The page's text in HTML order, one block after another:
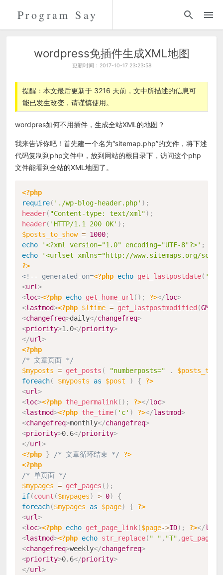
Program Say 代码
wordpress免插件生成XML地图
更新时间：2017-10-17 23:23:58
提醒：本文最后更新于 3216 天前，文中所描述的信息可
能已发生改变，请谨慎使用。
wordpres如何不用插件，生成全站XML的地图？
我来告诉你吧！首先建一个名为“sitemap.php”的文件，将下述
代码复制到php文件中，放到网站的根目录下，访问这个php
文件能看到全站的XML地图了。
<?php
require( './wp-blog-header.php' ) ;
header( "Content-type: text/xml") ;
header( 'HTTP/1.1 200 OK' ) ;
$posts_to_show = 1000;
echo
'<?xml version="1.0" encoding="UTF-8"?>' ;
echo
'<urlset xmlns="http://www.sitemaps.org/
?>
<!-- generated-on=<?php echo get_lastpostdate(
<url>
<loc><?php echo get_home_url ( ) ; ?></loc>
<lastmod><?php $ltime = get_lastpostmodified (GMT
<changefreq>daily</changefreq>
<priority>1.0</priority>
</url>
<?php
/* 文章页面 */
$myposts = get_posts ( "numberposts=" .
foreach( $myposts as $post ) {
?>
<url>
<loc><?php the_permalink( ) ; ?></loc>
<lastmod><?php the_time( 'c' ) ?></lastmod>
<changefreq>monthly</changefreq>
<priority>0.6</priority>
</url>
<?php } /* 文章循环结束 */
?>
<?php
/* 单页面 */
$mypages = get_pages ( ) ;
if(count ($mypages) > 0)
{
foreach($mypages as $page) {
?>
<url>
<loc><?php echo get_page_link($page->ID) ; ?></loc
<lastmod><?php echo str_replace( " " , "T" , get_page
<changefreq>weekly</changefreq>
<priority>0.6</priority>
</url>